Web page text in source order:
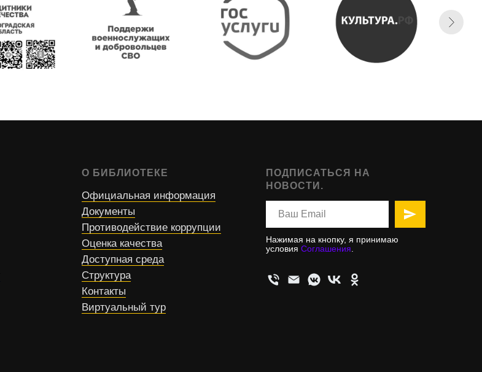
О БИБЛИОТЕКЕ
Официальная информация
Документы
Противодействие коррупции
Оценка качества
Доступная среда
Структура
Контакты
Виртуальный тур
ПОДПИСАТЬСЯ НА
НОВОСТИ.
Нажимая на кнопку, я принимаю
условия Соглашения